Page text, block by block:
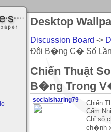
Desktop
Discussion Board ->
Đội B�ng C� Số
Chiến Thuật
B�ng Trong
socialsharing79
Chiến
Cấm
Chỉ số
ch�nh